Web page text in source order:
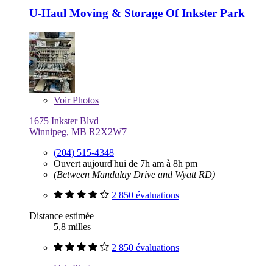
U-Haul Moving & Storage Of Inkster Park
VoirPhotos
1675 Inkster Blvd
Winnipeg, MB R2X2W7
(204) 515-4348
Ouvert aujourd'hui de 7h am à 8h pm
(Between Mandalay Drive and Wyatt RD)
2 850 évaluations
Distance estimée
5,8 milles
2 850 évaluations